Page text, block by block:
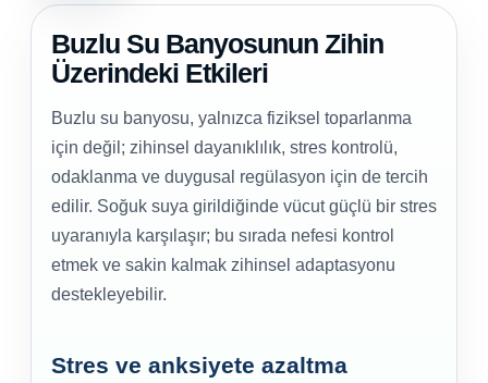
Buzlu Su Banyosunun Zihin
Üzerindeki Etkileri
Buzlu su banyosu, yalnızca fiziksel toparlanma
için değil; zihinsel dayanıklılık, stres kontrolü,
odaklanma ve duygusal regülasyon için de tercih
edilir. Soğuk suya girildiğinde vücut güçlü bir stres
uyaranıyla karşılaşır; bu sırada nefesi kontrol
etmek ve sakin kalmak zihinsel adaptasyonu
destekleyebilir.
Stres ve anksiyete azaltma